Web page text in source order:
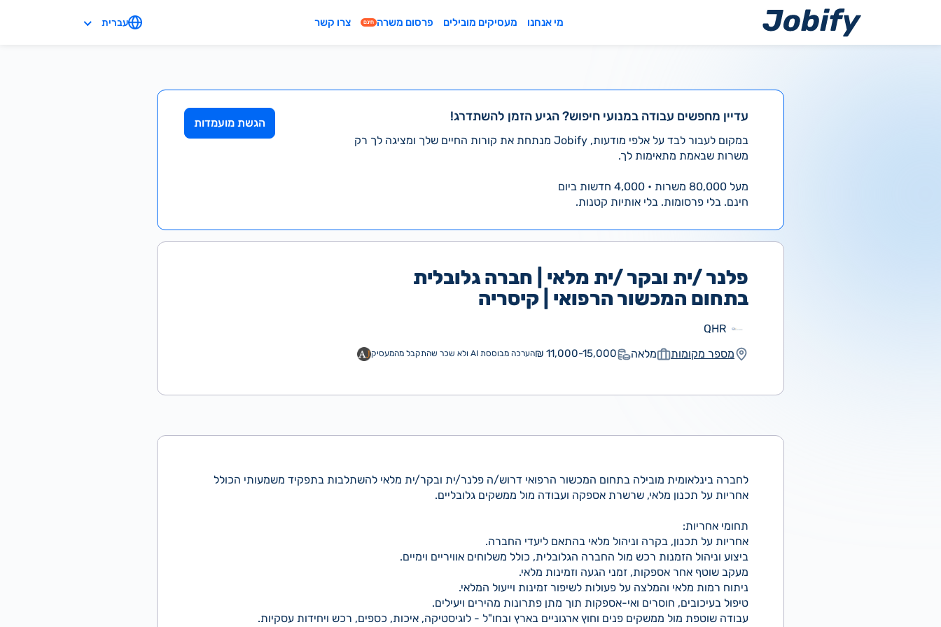
מי אנחנו מעסיקים מובילים פרסום משרה חינם צרו קשר עברית
עדיין מחפשים עבודה במנועי חיפוש? הגיע הזמן להשתדרג!
במקום לעבור לבד על אלפי מודעות, Jobify מנתחת את קורות החיים שלך ומציגה לך רק
משרות שבאמת מתאימות לך.
מעל 80,000 משרות • 4,000 חדשות ביום
חינם. בלי פרסומות. בלי אותיות קטנות.
הגשת מועמדות
פלנר /ית ובקר /ית מלאי | חברה גלובלית
בתחום המכשור הרפואי | קיסריה
QHR
מספר מקומות
מלאה 11,000-15,000 ₪ הערכה מבוססת AI ולא שכר שהתקבל מהמעסיק
לחברה בינלאומית מובילה בתחום המכשור הרפואי דרוש/ה פלנר/ית ובקר/ית מלאי להשתלבות בתפקיד משמעותי הכולל
אחריות על תכנון מלאי, שרשרת אספקה ועבודה מול ממשקים גלובליים.
תחומי אחריות:
אחריות על תכנון, בקרה וניהול מלאי בהתאם ליעדי החברה.
ביצוע וניהול הזמנות רכש מול החברה הגלובלית, כולל משלוחים אוויריים וימיים.
מעקב שוטף אחר אספקות, זמני הגעה וזמינות מלאי.
ניתוח רמות מלאי והמלצה על פעולות לשיפור זמינות וייעול המלאי.
טיפול בעיכובים, חוסרים ואי-אספקות תוך מתן פתרונות מהירים ויעילים.
עבודה שוטפת מול ממשקים פנים וחוץ ארגוניים בארץ ובחו"ל - לוגיסטיקה, איכות, כספים, רכש ויחידות עסקיות.